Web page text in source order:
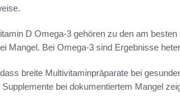
D Omega-3 gehören zu den am
Mangel. Bei Omega-3 sind Ergebnisse
breite Multivitaminpräparate bei
bei dokumentiertem Mangel